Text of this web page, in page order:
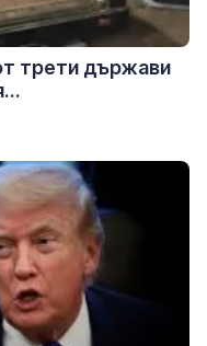
трети държави